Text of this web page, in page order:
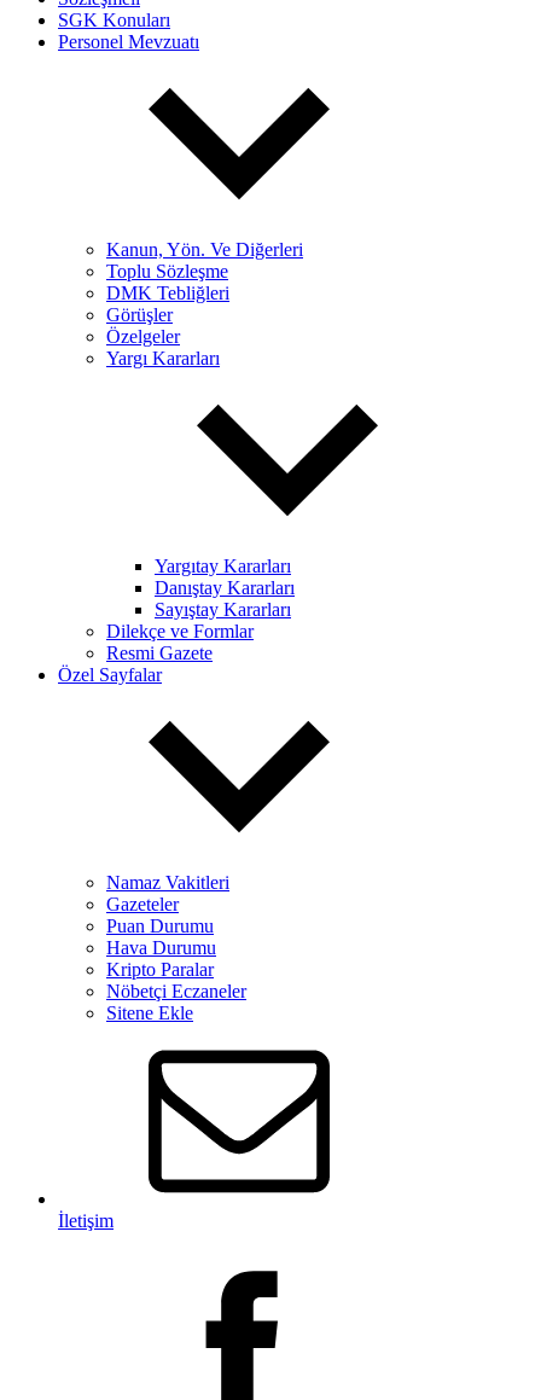
SGK Konuları
Personel Mevzuatı
Kanun, Yön. Ve Diğerleri
Toplu Sözleşme
DMK Tebliğleri
Görüşler
Özelgeler
Yargı Kararları
Yargıtay Kararları
Danıştay Kararları
Sayıştay Kararları
Dilekçe ve Formlar
Resmi Gazete
Özel Sayfalar
Namaz Vakitleri
Gazeteler
Puan Durumu
Hava Durumu
Kripto Paralar
Nöbetçi Eczaneler
Sitene Ekle
İletişim